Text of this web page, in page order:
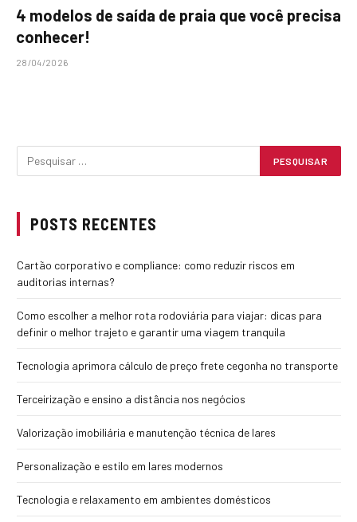
4 modelos de saída de praia que você precisa
conhecer!
28/04/2026
POSTS RECENTES
Cartão corporativo e compliance: como reduzir riscos em
auditorias internas?
Como escolher a melhor rota rodoviária para viajar: dicas para
definir o melhor trajeto e garantir uma viagem tranquila
Tecnologia aprimora cálculo de preço frete cegonha no transporte
Terceirização e ensino a distância nos negócios
Valorização imobiliária e manutenção técnica de lares
Personalização e estilo em lares modernos
Tecnologia e relaxamento em ambientes domésticos